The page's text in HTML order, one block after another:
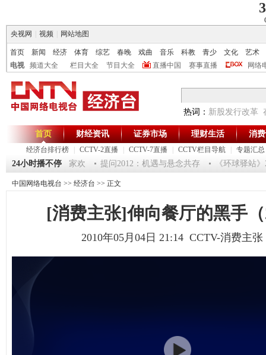
央视网
视频 网站地图
首页 新闻 经济 体育 综艺 春晚 戏曲 音乐 科教 青少 文化
艺术
电视
频道大全 栏目大全 节目大全 直播中国 赛事直播 网络
热词： 新股发行改革
首页
经济台排行榜 CCTV-2直播 CCTV-7直播 CCTV栏目导航 专题汇总
财经资讯 证券市场 理财生活 消
24小时播不停
鱼跃迎龙合家欢 提问2012：机遇与悬念共存 《环球驿站》
中国网络电视台 >> 经济台 >> 正文
[消费主张]伸向餐厅的黑手（
2010年05月04日 21:14 CCTV-消费主张